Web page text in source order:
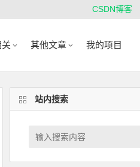
CSDN博客
其他文章 我的项目
站内搜索